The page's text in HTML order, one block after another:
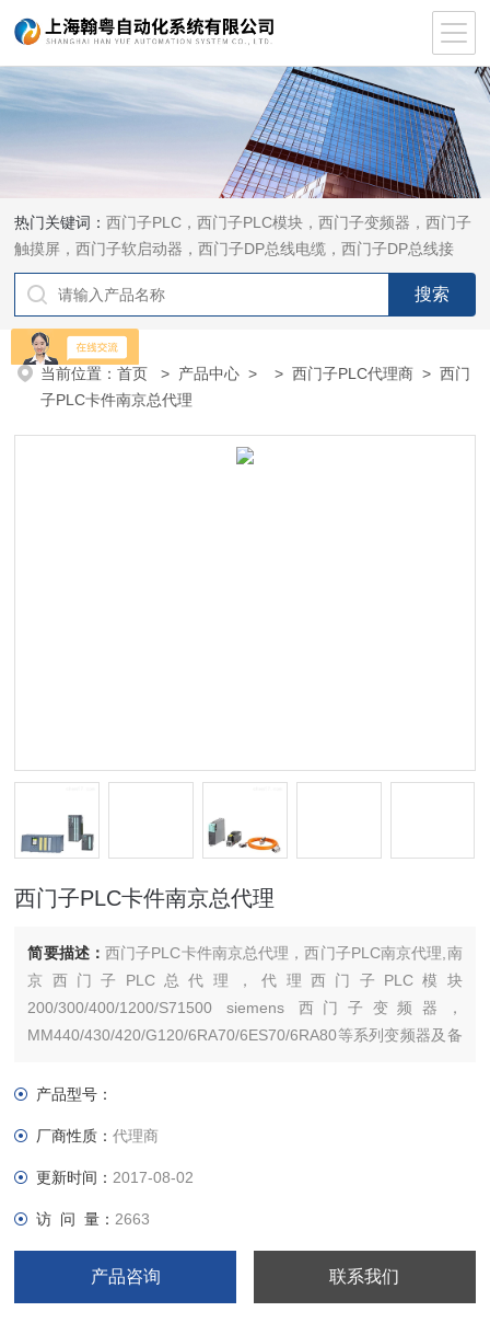
热门关键词：西门子PLC，西门子PLC模块，西门子变频器，西门子
触摸屏，西门子软启动器，西门子DP总线电缆，西门子DP总线接
头，西门子CP通讯网卡，西门子数控系统及停产备件
当前位置：首页 > 产品中心 > >西门子PLC代理商 > 西门
子PLC卡件南京总代理
西门子PLC卡件南京总代理
简要描述：西门子PLC卡件南京总代理，西门子PLC南京代理,南
京西门子PLC总代理，代理西门子PLC模块
200/300/400/1200/S71500 siemens 西门子变频器，
MM440/430/420/G120/6RA70/6ES70/6RA80等系列变频器及备
数控伺服，西门子传动，西门子楼宇，西门子工控系列模块，
产品型号：
厂商性质：代理商
更新时间： 2017-08-02
访 问 量： 2663
产品咨询 联系我们